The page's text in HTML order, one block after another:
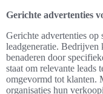
Gerichte advertenties
Gerichte advertenties op
leadgeneratie.
benaderen door
staat om relevante leads
omgevormd tot klanten.
organisaties hun